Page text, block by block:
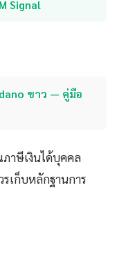
Signal
ขาว — คู่มือ
ภาษีเงินได้บุคคล
รเก็บหลักฐานการ